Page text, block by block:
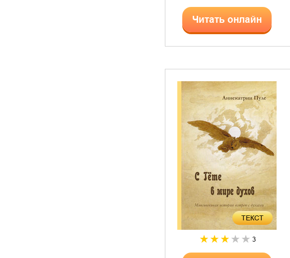
Читать онлайн
ТЕКСТ
3